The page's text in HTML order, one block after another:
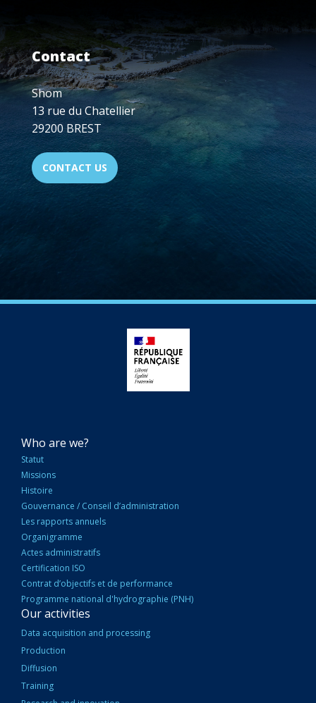
Contact
Shom
13 rue du Chatellier
29200 BREST
CONTACT US
NAVIGATION
PRINCIPALE
Who are we?
Statut
Missions
Histoire
Gouvernance / Conseil d’administration
Les rapports annuels
Organigramme
Actes administratifs
Certification ISO
Contrat d’objectifs et de performance
Programme national d'hydrographie (PNH)
Our activities
Data acquisition and processing
Production
Diffusion
Training